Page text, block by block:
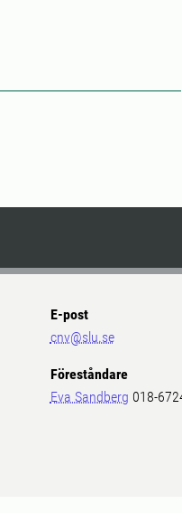
E-post
cnv@slu.se
Föreståndare
Eva Sandberg 018-